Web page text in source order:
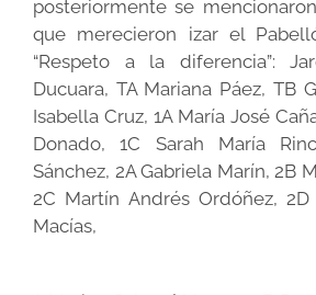
posteriormente se
que merecieron izar el
“Respeto a la diferencia”:
Ducuara, TA Mariana Páez, TB
Isabella Cruz, 1A María José
Donado, 1C Sarah María
Sánchez, 2A Gabriela Marín, 2B
2C Martín Andrés Ordóñez,
Macías,